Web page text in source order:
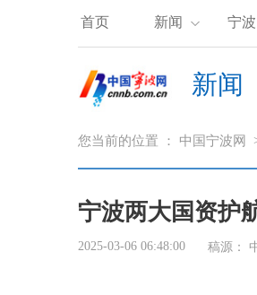
首页 新闻 宁波
新闻
您当前的位置 ： 中国宁波网
宁波两大国资
2025-03-06 06:48:00 稿源：